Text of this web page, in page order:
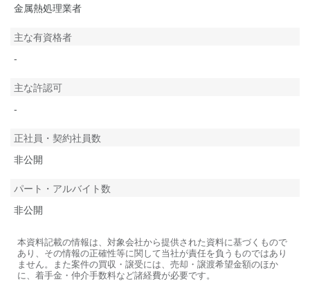
金属熱処理業者
主な有資格者
-
主な許認可
-
正社員・契約社員数
非公開
パート・アルバイト数
非公開
本資料記載の情報は、対象会社から提供された資料に基づくもので
あり、その情報の正確性等に関して当社が責任を負うものではあり
ません。また案件の買収・譲受には、売却・譲渡希望金額のほか
に、着手金・仲介手数料など諸経費が必要です。